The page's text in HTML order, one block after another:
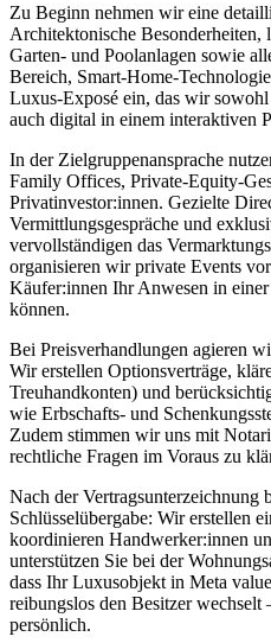
Zu Beginn nehmen wir eine
Architektonische Besonderheiten,
Garten- und Poolanlagen sowie
Bereich, Smart-Home-
Luxus-Exposé ein, das wir
auch digital in einem interaktiven
In der Zielgruppenansprache
Family Offices, Private-Equity-
Privatinvestor:innen. Gezielte
Vermittlungsgespräche und
vervollständigen das
organisieren wir private Events
Käufer:innen Ihr Anwesen in
können.
Bei Preisverhandlungen agieren
Wir erstellen Optionsverträge,
Treuhandkonten) und
wie Erbschafts- und
Zudem stimmen wir uns mit
rechtliche Fragen im Voraus zu
Nach der Vertragsunterzeichnung
Schlüsselübergabe: Wir erstellen
koordinieren Handwerker:innen
unterstützen Sie bei der
dass Ihr Luxusobjekt in Meta
reibungslos den Besitzer wechselt
persönlich.